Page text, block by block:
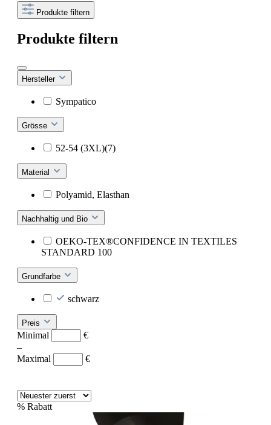
Produkte filtern
Produkte filtern
Hersteller
Sympatico
Grösse
52-54 (3XL)(7)
Material
Polyamid, Elasthan
Nachhaltig und Bio
OEKO-TEX®CONFIDENCE IN TEXTILES
STANDARD 100
Grundfarbe
schwarz
Preis
Minimal
€
–
Maximal
€
% Rabatt